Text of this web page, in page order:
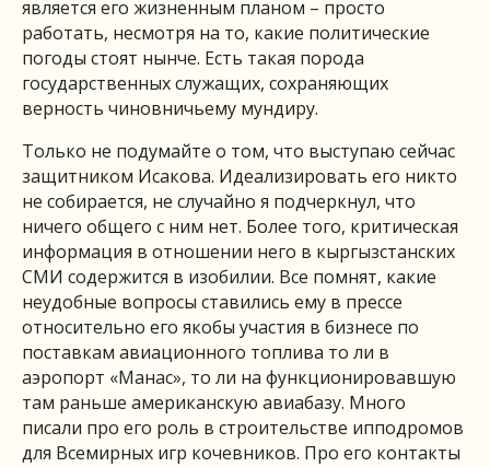
является его жизненным планом – просто
работать, несмотря на то, какие политические
погоды стоят нынче. Есть такая порода
государственных служащих, сохраняющих
верность чиновничьему мундиру.
Только не подумайте о том, что выступаю сейчас
защитником Исакова. Идеализировать его никто
не собирается, не случайно я подчеркнул, что
ничего общего с ним нет. Более того, критическая
информация в отношении него в кыргызстанских
СМИ содержится в изобилии. Все помнят, какие
неудобные вопросы ставились ему в прессе
относительно его якобы участия в бизнесе по
поставкам авиационного топлива то ли в
аэропорт «Манас», то ли на функционировавшую
там раньше американскую авиабазу. Много
писали про его роль в строительстве ипподромов
для Всемирных игр кочевников. Про его контакты